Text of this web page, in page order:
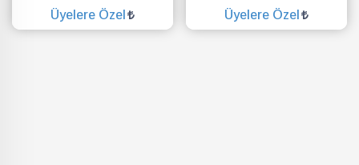
Üyelere Özel
Üyelere Özel